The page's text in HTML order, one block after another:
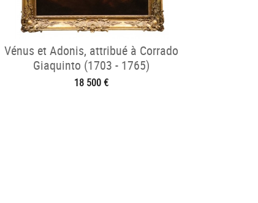
Vénus et Adonis, attribué à Corrado
Giaquinto (1703 - 1765)
18 500 €